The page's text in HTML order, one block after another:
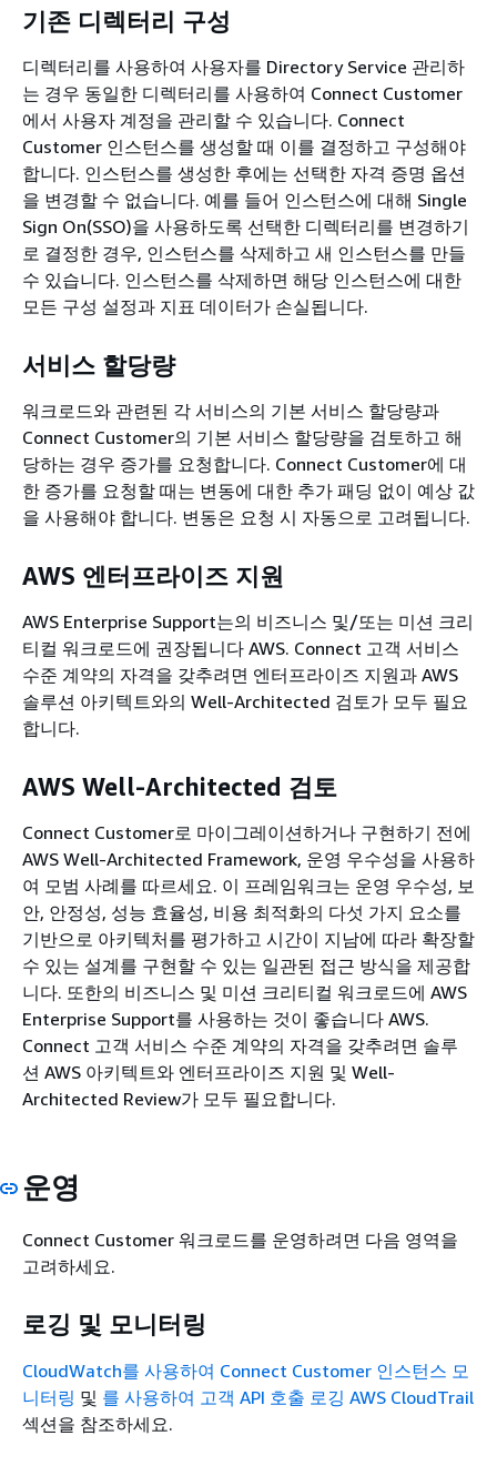
기존 디렉터리 구성
디렉터리를 사용하여 사용자를 Directory Service 관리하
는 경우 동일한 디렉터리를 사용하여 Connect Customer
에서 사용자 계정을 관리할 수 있습니다. Connect
Customer 인스턴스를 생성할 때 이를 결정하고 구성해야
합니다. 인스턴스를 생성한 후에는 선택한 자격 증명 옵션
을 변경할 수 없습니다. 예를 들어 인스턴스에 대해 Single
Sign On(SSO)을 사용하도록 선택한 디렉터리를 변경하기
로 결정한 경우, 인스턴스를 삭제하고 새 인스턴스를 만들
수 있습니다. 인스턴스를 삭제하면 해당 인스턴스에 대한
모든 구성 설정과 지표 데이터가 손실됩니다.
서비스 할당량
워크로드와 관련된 각 서비스의 기본 서비스 할당량과
Connect Customer의 기본 서비스 할당량을 검토하고 해
당하는 경우 증가를 요청합니다. Connect Customer에 대
한 증가를 요청할 때는 변동에 대한 추가 패딩 없이 예상 값
을 사용해야 합니다. 변동은 요청 시 자동으로 고려됩니다.
AWS 엔터프라이즈 지원
AWS Enterprise Support는의 비즈니스 및/또는 미션 크리
티컬 워크로드에 권장됩니다 AWS. Connect 고객 서비스
수준 계약의 자격을 갖추려면 엔터프라이즈 지원과 AWS
솔루션 아키텍트와의 Well-Architected 검토가 모두 필요
합니다.
AWS Well-Architected 검토
Connect Customer로 마이그레이션하거나 구현하기 전에
AWS Well-Architected Framework, 운영 우수성을 사용하
여 모범 사례를 따르세요. 이 프레임워크는 운영 우수성, 보
안, 안정성, 성능 효율성, 비용 최적화의 다섯 가지 요소를
기반으로 아키텍처를 평가하고 시간이 지남에 따라 확장할
수 있는 설계를 구현할 수 있는 일관된 접근 방식을 제공합
니다. 또한의 비즈니스 및 미션 크리티컬 워크로드에 AWS
Enterprise Support를 사용하는 것이 좋습니다 AWS.
Connect 고객 서비스 수준 계약의 자격을 갖추려면 솔루
션 AWS 아키텍트와 엔터프라이즈 지원 및 Well-
Architected Review가 모두 필요합니다.
운영
Connect Customer 워크로드를 운영하려면 다음 영역을
고려하세요.
로깅 및 모니터링
CloudWatch를 사용하여 Connect Customer 인스턴스 모
니터링 및 를 사용하여 고객 API 호출 로깅 AWS CloudTrail
섹션을 참조하세요.